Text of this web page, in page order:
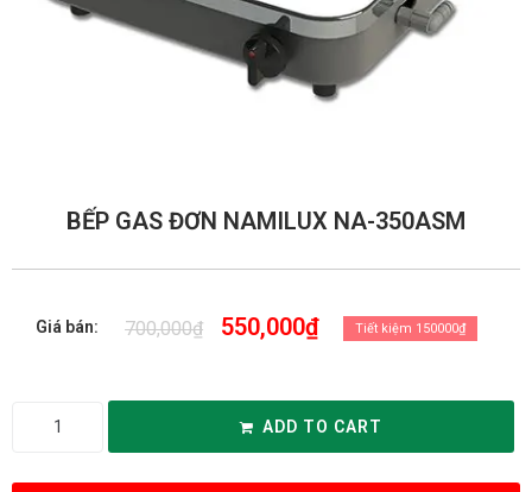
BẾP GAS ĐƠN NAMILUX NA-350ASM
Giá bán: 700,000₫ 550,000₫ Tiết kiệm 150000₫
ADD TO CART